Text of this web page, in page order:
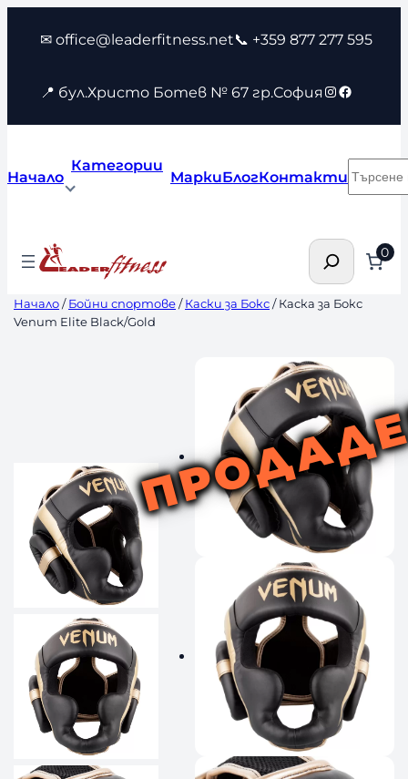
съдържанието
✉ office@leaderfitness.net📞 +359 877 277 595
📍 бул.Христо Ботев № 67 гр.София Instagram
Facebook
Начало
Категории
МаркиБлогКонтакти
Търсене 0
Начало/Бойни спортове/Каски за Бокс/ Каска за Бокс
Venum Elite Black/Gold